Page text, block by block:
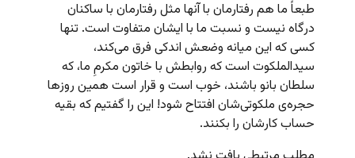
طبعاً ما هم رفتارمان با آنها مثل رفتارمان با ساکنان
درگاه نیست و نسبت ما با ایشان متفاوت است. تنها
کسی که این میانه وضعش اندکی فرق می‌کند،
سید‌الملکوت است که روابطش با خاتون مکرمِ ما، که
سلطان بانو باشند، خوب است و قرار است همین روزها
حجره‌ی ملکوتی‌شان افتتاح شود! این را گفتیم که بقیه
حساب کارشان را بکنند.